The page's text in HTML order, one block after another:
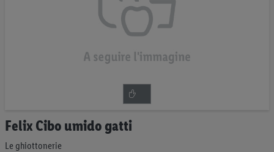
Felix Cibo umido gatti
Le ghiottonerie
Vai
all'inizio
della